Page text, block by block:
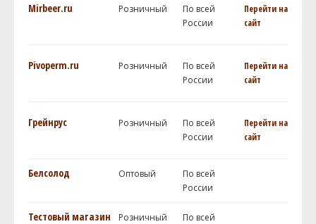
Mirbeer.ru Розничный
По всей
России
Перейти на
сайт
Pivoperm.ru Розничный
По всей
России
Перейти на
сайт
Грейнрус Розничный
По всей
России
Перейти на
сайт
Белсолод Оптовый
По всей
России
Тестовый магазин Розничный
По всей